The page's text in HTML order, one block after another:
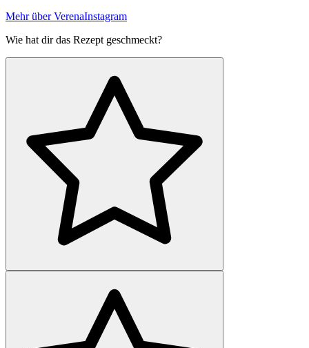
Mehr über VerenaInstagram
Wie hat dir das Rezept geschmeckt?